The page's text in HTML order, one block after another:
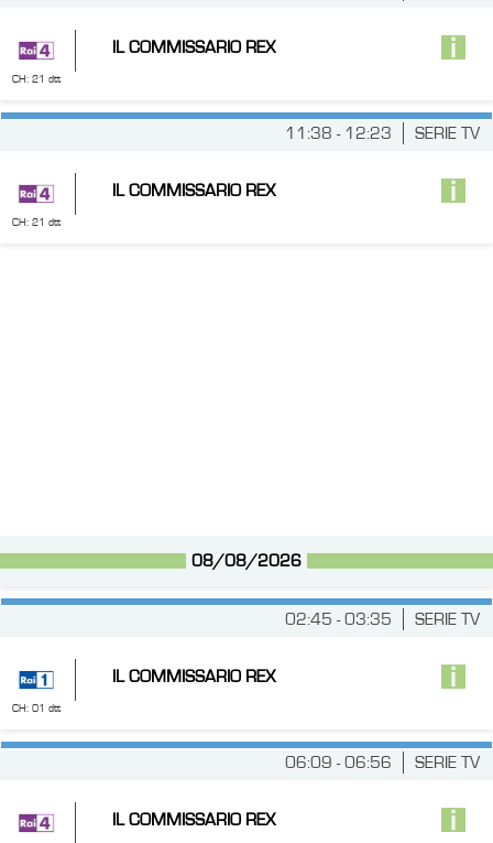
CH: 21 dtt
IL COMMISSARIO REX
SERIE TV
11:38 - 12:23
CH: 21 dtt
IL COMMISSARIO REX
08/08/2026
SERIE TV
02:45 - 03:35
CH: 01 dtt
IL COMMISSARIO REX
SERIE TV
06:09 - 06:56
IL COMMISSARIO REX